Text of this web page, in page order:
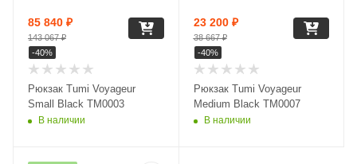
Рюкзак Tumi Voyageur
Small Black TM0003
В наличии
85 840 ₽
143 067₽
-40%
Рюкзак Tumi Voyageur
Medium Black TM0007
В наличии
23 200₽
38 667₽
-40%